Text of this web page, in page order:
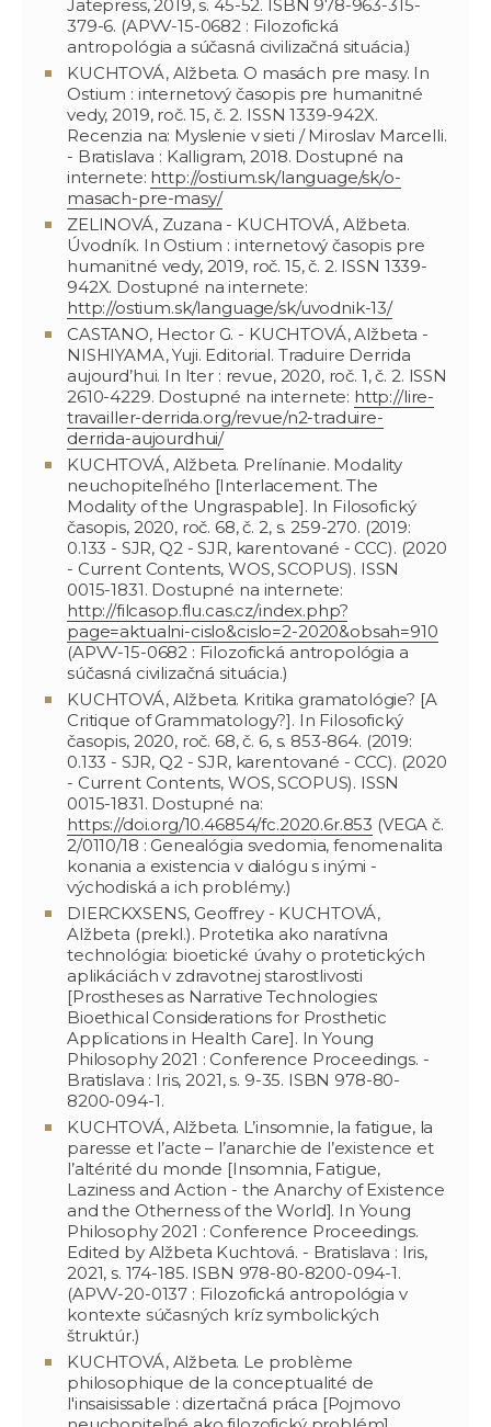
Jatepress, 2019, s. 45-52. ISBN 978-963-315-
379-6. (APVV-15-0682 : Filozofická
antropológia a súčasná civilizačná situácia.)
KUCHTOVÁ, Alžbeta. O masách pre masy. In
Ostium : internetový časopis pre humanitné
vedy, 2019, roč. 15, č. 2. ISSN 1339-942X.
Recenzia na: Myslenie v sieti / Miroslav Marcelli.
- Bratislava : Kalligram, 2018. Dostupné na
internete: http://ostium.sk/language/sk/o-
masach-pre-masy/
ZELINOVÁ, Zuzana - KUCHTOVÁ, Alžbeta.
Úvodník. In Ostium : internetový časopis pre
humanitné vedy, 2019, roč. 15, č. 2. ISSN 1339-
942X. Dostupné na internete:
http://ostium.sk/language/sk/uvodnik-13/
CASTANO, Hector G. - KUCHTOVÁ, Alžbeta -
NISHIYAMA, Yuji. Editorial. Traduire Derrida
aujourd’hui. In Iter : revue, 2020, roč. 1, č. 2. ISSN
2610-4229. Dostupné na internete: http://lire-
travailler-derrida.org/revue/n2-traduire-
derrida-aujourdhui/
KUCHTOVÁ, Alžbeta. Prelínanie. Modality
neuchopiteľného [Interlacement. The
Modality of the Ungraspable]. In Filosofický
časopis, 2020, roč. 68, č. 2, s. 259-270. (2019:
0.133 - SJR, Q2 - SJR, karentované - CCC). (2020
- Current Contents, WOS, SCOPUS). ISSN
0015-1831. Dostupné na internete:
http://filcasop.flu.cas.cz/index.php?
page=aktualni-cislo&cislo=2-2020&obsah=910
(APVV-15-0682 : Filozofická antropológia a
súčasná civilizačná situácia.)
KUCHTOVÁ, Alžbeta. Kritika gramatológie? [A
Critique of Grammatology?]. In Filosofický
časopis, 2020, roč. 68, č. 6, s. 853-864. (2019:
0.133 - SJR, Q2 - SJR, karentované - CCC). (2020
- Current Contents, WOS, SCOPUS). ISSN
0015-1831. Dostupné na:
https://doi.org/10.46854/fc.2020.6r.853 (VEGA č.
2/0110/18 : Genealógia svedomia, fenomenalita
konania a existencia v dialógu s inými -
východiská a ich problémy.)
DIERCKXSENS, Geoffrey - KUCHTOVÁ,
Alžbeta (prekl.). Protetika ako naratívna
technológia: bioetické úvahy o protetických
aplikáciách v zdravotnej starostlivosti
[Prostheses as Narrative Technologies:
Bioethical Considerations for Prosthetic
Applications in Health Care]. In Young
Philosophy 2021 : Conference Proceedings. -
Bratislava : Iris, 2021, s. 9-35. ISBN 978-80-
8200-094-1.
KUCHTOVÁ, Alžbeta. L’insomnie, la fatigue, la
paresse et l’acte – l’anarchie de l’existence et
l’altérité du monde [Insomnia, Fatigue,
Laziness and Action - the Anarchy of Existence
and the Otherness of the World]. In Young
Philosophy 2021 : Conference Proceedings.
Edited by Alžbeta Kuchtová. - Bratislava : Iris,
2021, s. 174-185. ISBN 978-80-8200-094-1.
(APVV-20-0137 : Filozofická antropológia v
kontexte súčasných kríz symbolických
štruktúr.)
KUCHTOVÁ, Alžbeta. Le problème
philosophique de la conceptualité de
l'insaisissable : dizertačná práca [Pojmovo